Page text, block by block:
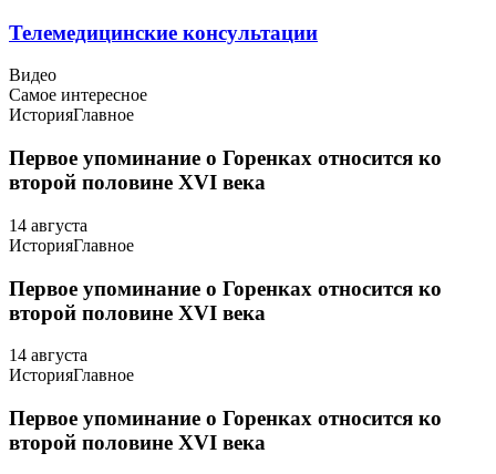
Телемедицинские консультации
Видео
Самое интересное
ИсторияГлавное
Первое упоминание о Горенках относится ко
второй половине XVI века
14 августа
ИсторияГлавное
Первое упоминание о Горенках относится ко
второй половине XVI века
14 августа
ИсторияГлавное
Первое упоминание о Горенках относится ко
второй половине XVI века